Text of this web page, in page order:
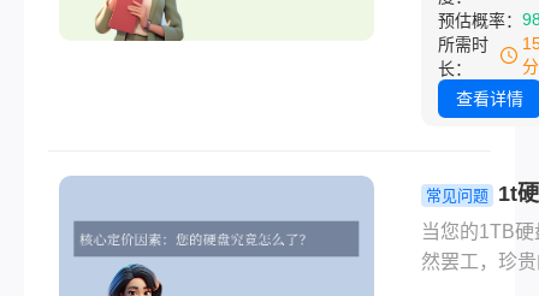
绍8种常用且
恢复方法，
从不同角度
一难题。关
写入任何新
这是提高恢
率的核心原
化硬盘还是
溃，硬盘数
都有多种方
选。恢复成
以及选择的
法是否匹配
景。那么硬
的东西怎么
预估概率：
所需时
长：
查看详情
常见问题 1t
据恢复一般
钱指南：了
当您的1TB硬
然罢工，珍